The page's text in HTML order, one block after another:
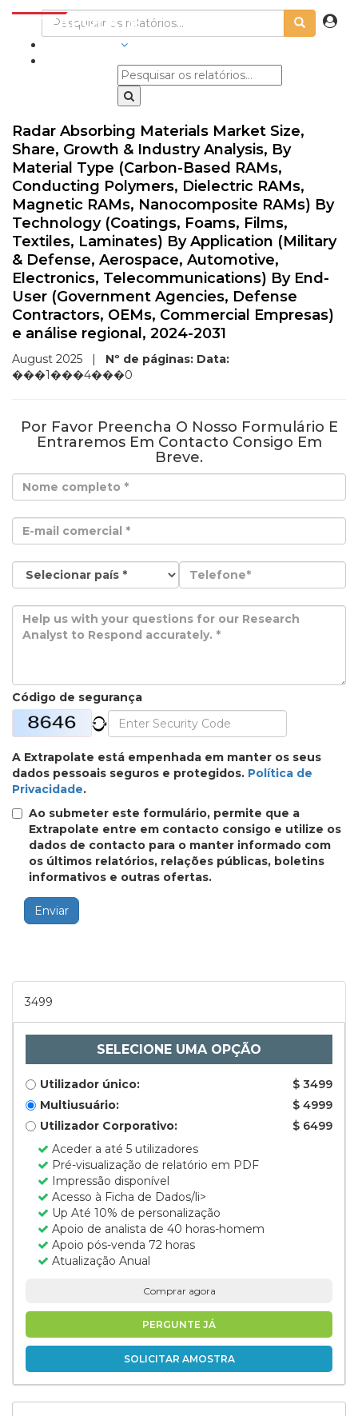
Radar Absorbing Materials Market Size,
Share, Growth & Industry Analysis, By
Material Type (Carbon-Based RAMs,
Conducting Polymers, Dielectric RAMs,
Magnetic RAMs, Nanocomposite RAMs) By
Technology (Coatings, Foams, Films,
Textiles, Laminates) By Application (Military
& Defense, Aerospace, Automotive,
Electronics, Telecommunications) By End-
User (Government Agencies, Defense
Contractors, OEMs, Commercial Empresas)
e análise regional, 2024-2031
August 2025 | Nº de páginas: Data:
���1���4���0
Por Favor Preencha O Nosso Formulário E
Entraremos Em Contacto Consigo Em
Breve.
Código de segurança
A Extrapolate está empenhada em manter os seus
dados pessoais seguros e protegidos. Política de
Privacidade.
Ao submeter este formulário, permite que a
Extrapolate entre em contacto consigo e utilize os
dados de contacto para o manter informado com
os últimos relatórios, relações públicas, boletins
informativos e outras ofertas.
Enviar
3499
SELECIONE UMA OPÇÃO
Utilizador único:
$ 3499
Multiusuário:
$ 4999
Utilizador Corporativo:
$ 6499
Aceder a até 5 utilizadores
Pré-visualização de relatório em PDF
Impressão disponível
Acesso à Ficha de Dados/li>
Up Até 10% de personalização
Apoio de analista de 40 horas-homem
Apoio pós-venda 72 horas
Atualização Anual
Comprar agora
PERGUNTE JÁ
SOLICITAR AMOSTRA